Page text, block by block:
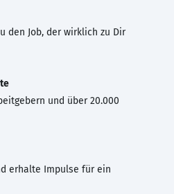
den Job, der wirklich zu Dir
und über 20.000
erhalte Impulse für ein